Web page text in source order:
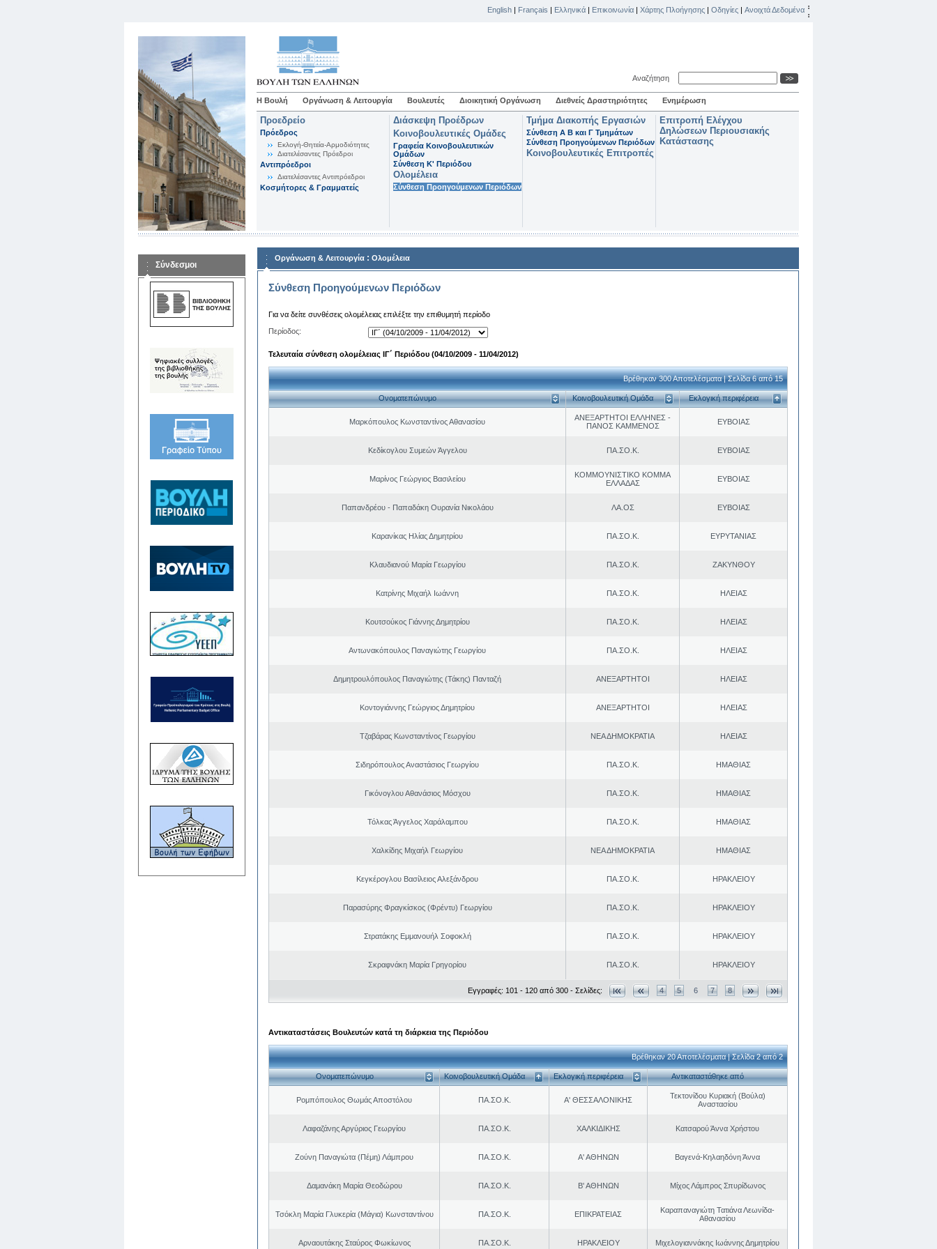
English | Français | Ελληνικά | Επικοινωνία | Χάρτης Πλοήγησης | Οδηγίες | Ανοιχτά Δεδομένα
Αναζήτηση
Η Βουλή Οργάνωση & Λειτουργία Βουλευτές Διοικητική Οργάνωση Διεθνείς Δραστηριότητες Ενημέρωση
Προεδρείο
Πρόεδρος
Εκλογή-Θητεία-Αρμοδιότητες
Διατελέσαντες Πρόεδροι
Αντιπρόεδροι
Διατελέσαντες Αντιπρόεδροι
Κοσμήτορες & Γραμματείς
Διάσκεψη Προέδρων
Κοινοβουλευτικές Ομάδες
Γραφεία Κοινοβουλευτικών
Ομάδων
Σύνθεση K' Περιόδου
Ολομέλεια
Σύνθεση Προηγούμενων Περιόδων
Τμήμα Διακοπής Εργασιών
Σύνθεση Α Β και Γ Τμημάτων
Σύνθεση Προηγούμενων Περιόδων
Κοινοβουλευτικές Επιτροπές
Επιτροπή Ελέγχου
Δηλώσεων Περιουσιακής
Κατάστασης
Σύνδεσμοι
Οργάνωση & Λειτουργία : Ολομέλεια
Σύνθεση Προηγούμενων Περιόδων
Για να δείτε συνθέσεις ολομέλειας επιλέξτε την επιθυμητή περίοδο
Περίοδος:
Τελευταία σύνθεση ολομέλειας ΙΓ΄ Περιόδου (04/10/2009 - 11/04/2012)
Βρέθηκαν 300 Αποτελέσματα | Σελίδα 6 από 15
Ονοματεπώνυμο Κοινοβουλευτική Ομάδα Εκλογική περιφέρεια
Μαρκόπουλος Κωνσταντίνος Αθανασίου
ΑΝΕΞΑΡΤΗΤΟΙ ΕΛΛΗΝΕΣ -
ΠΑΝΟΣ ΚΑΜΜΕΝΟΣ
ΕΥΒΟΙΑΣ
Κεδίκογλου Συμεών Άγγελου ΠΑ.ΣΟ.Κ. ΕΥΒΟΙΑΣ
Μαρίνος Γεώργιος Βασιλείου
ΚΟΜΜΟΥΝΙΣΤΙΚΟ ΚΟΜΜΑ
ΕΛΛΑΔΑΣ
ΕΥΒΟΙΑΣ
Παπανδρέου - Παπαδάκη Ουρανία Νικολάου ΛΑ.ΟΣ ΕΥΒΟΙΑΣ
Καρανίκας Ηλίας Δημητρίου ΠΑ.ΣΟ.Κ. ΕΥΡΥΤΑΝΙΑΣ
Κλαυδιανού Μαρία Γεωργίου ΠΑ.ΣΟ.Κ. ΖΑΚΥΝΘΟΥ
Κατρίνης Μιχαήλ Ιωάννη ΠΑ.ΣΟ.Κ. ΗΛΕΙΑΣ
Κουτσούκος Γιάννης Δημητρίου ΠΑ.ΣΟ.Κ. ΗΛΕΙΑΣ
Αντωνακόπουλος Παναγιώτης Γεωργίου ΠΑ.ΣΟ.Κ. ΗΛΕΙΑΣ
Δημητρουλόπουλος Παναγιώτης (Τάκης) Πανταζή ΑΝΕΞΑΡΤΗΤΟΙ ΗΛΕΙΑΣ
Κοντογιάννης Γεώργιος Δημητρίου ΑΝΕΞΑΡΤΗΤΟΙ ΗΛΕΙΑΣ
Τζαβάρας Κωνσταντίνος Γεωργίου ΝΕΑ ΔΗΜΟΚΡΑΤΙΑ ΗΛΕΙΑΣ
Σιδηρόπουλος Αναστάσιος Γεωργίου ΠΑ.ΣΟ.Κ. ΗΜΑΘΙΑΣ
Γικόνογλου Αθανάσιος Μόσχου ΠΑ.ΣΟ.Κ. ΗΜΑΘΙΑΣ
Τόλκας Άγγελος Χαράλαμπου ΠΑ.ΣΟ.Κ. ΗΜΑΘΙΑΣ
Χαλκίδης Μιχαήλ Γεωργίου ΝΕΑ ΔΗΜΟΚΡΑΤΙΑ ΗΜΑΘΙΑΣ
Κεγκέρογλου Βασίλειος Αλεξάνδρου ΠΑ.ΣΟ.Κ. ΗΡΑΚΛΕΙΟΥ
Παρασύρης Φραγκίσκος (Φρέντυ) Γεωργίου ΠΑ.ΣΟ.Κ. ΗΡΑΚΛΕΙΟΥ
Στρατάκης Εμμανουήλ Σοφοκλή ΠΑ.ΣΟ.Κ. ΗΡΑΚΛΕΙΟΥ
Σκραφνάκη Μαρία Γρηγορίου ΠΑ.ΣΟ.Κ. ΗΡΑΚΛΕΙΟΥ
Εγγραφές: 101 - 120 από 300 - Σελίδες: 4 5 6 7 8
Αντικαταστάσεις Βουλευτών κατά τη διάρκεια της Περιόδου
Βρέθηκαν 20 Αποτελέσματα | Σελίδα 2 από 2
Ονοματεπώνυμο Κοινοβουλευτική Ομάδα Εκλογική περιφέρεια Αντικαταστάθηκε από
Ρομπόπουλος Θωμάς Αποστόλου ΠΑ.ΣΟ.Κ. Α' ΘΕΣΣΑΛΟΝΙΚΗΣ
Τεκτονίδου Κυριακή (Βούλα)
Αναστασίου
Λαφαζάνης Αργύριος Γεωργίου ΠΑ.ΣΟ.Κ. ΧΑΛΚΙΔΙΚΗΣ Κατσαρού Άννα Χρήστου
Ζούνη Παναγιώτα (Πέμη) Λάμπρου ΠΑ.ΣΟ.Κ. Α' ΑΘΗΝΩΝ Βαγενά-Κηλαηδόνη Άννα
Δαμανάκη Μαρία Θεοδώρου ΠΑ.ΣΟ.Κ. Β' ΑΘΗΝΩΝ Μίχος Λάμπρος Σπυρίδωνος
Τσόκλη Μαρία Γλυκερία (Μάγια) Κωνσταντίνου ΠΑ.ΣΟ.Κ. ΕΠΙΚΡΑΤΕΙΑΣ
Καραπαναγιώτη Τατιάνα Λεωνίδα-
Αθανασίου
Αρναουτάκης Σταύρος Φωκίωνος ΠΑ.ΣΟ.Κ. ΗΡΑΚΛΕΙΟΥ Μιχελογιαννάκης Ιωάννης Δημητρίου